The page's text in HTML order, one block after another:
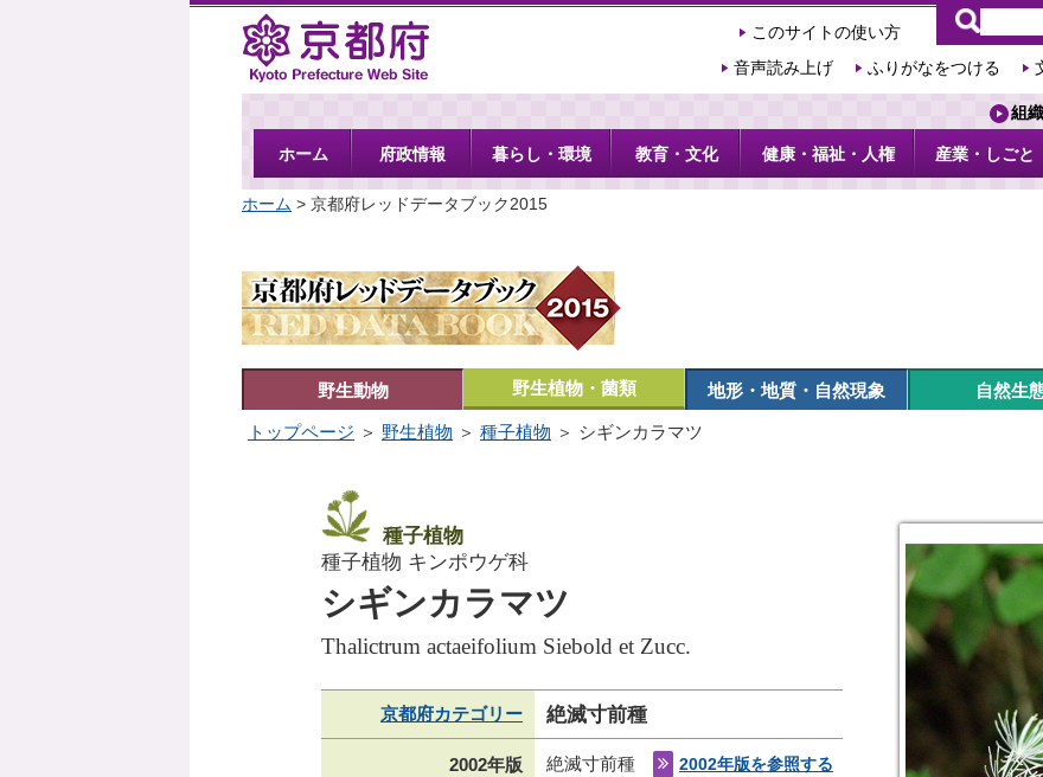
京都府
このサイトの使い方
音声読み上げ
ふりがなをつける
組
ホーム 府政情報 暮らし・環境 教育・文化 健康・福祉・人権 産業・しごと
ホーム > 京都府レッドデータブック2015
野生動物 野生植物・菌類 地形・地質・自然現象 自然生
トップページ ＞ 野生植物 ＞ 種子植物 ＞ シギンカラマツ
種子植物
種子植物 キンポウゲ科
シギンカラマツ
Thalictrum actaeifolium Siebold et Zucc.
京都府カテゴリー 絶滅寸前種
2002年版 絶滅寸前種 2002年版を参照する